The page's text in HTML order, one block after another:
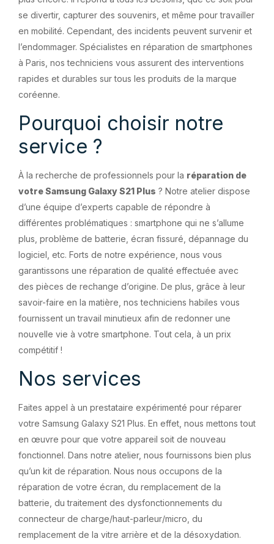
se divertir, capturer des souvenirs, et même pour travailler
en mobilité. Cependant, des incidents peuvent survenir et
l’endommager. Spécialistes en réparation de smartphones
à Paris, nos techniciens vous assurent des interventions
rapides et durables sur tous les produits de la marque
coréenne.
Pourquoi choisir notre
service ?
À la recherche de professionnels pour la réparation de
votre Samsung Galaxy S21 Plus ? Notre atelier dispose
d’une équipe d’experts capable de répondre à
différentes problématiques : smartphone qui ne s’allume
plus, problème de batterie, écran fissuré, dépannage du
logiciel, etc. Forts de notre expérience, nous vous
garantissons une réparation de qualité effectuée avec
des pièces de rechange d’origine. De plus, grâce à leur
savoir-faire en la matière, nos techniciens habiles vous
fournissent un travail minutieux afin de redonner une
nouvelle vie à votre smartphone. Tout cela, à un prix
compétitif !
Nos services
Faites appel à un prestataire expérimenté pour réparer
votre Samsung Galaxy S21 Plus. En effet, nous mettons tout
en œuvre pour que votre appareil soit de nouveau
fonctionnel. Dans notre atelier, nous fournissons bien plus
qu’un kit de réparation. Nous nous occupons de la
réparation de votre écran, du remplacement de la
batterie, du traitement des dysfonctionnements du
connecteur de charge/haut-parleur/micro, du
remplacement de la vitre arrière et de la désoxydation.